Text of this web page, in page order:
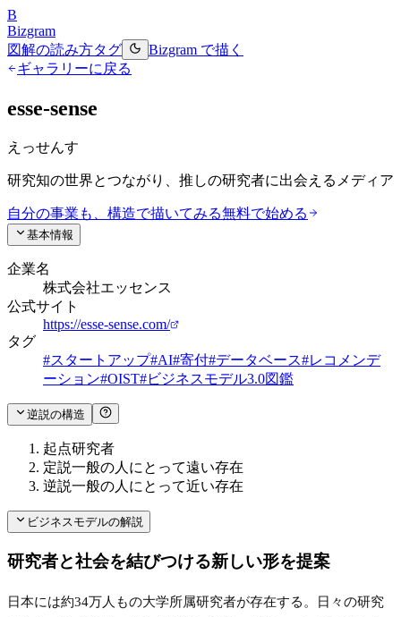
B
Bizgram
図解の読み方タグ
Bizgram で描く
ギャラリーに戻る
esse-sense
えっせんす
研究知の世界とつながり、推しの研究者に出会えるメディア
自分の事業も、構造で描いてみる無料で始める
基本情報
企業名
株式会社エッセンス
公式サイト
https://esse-sense.com/
タグ
#スタートアップ#AI#寄付#データベース#レコメンデ
ーション#OIST#ビジネスモデル3.0図鑑
逆説の構造
起点研究者
定説一般の人にとって遠い存在
逆説一般の人にとって近い存在
ビジネスモデルの解説
研究者と社会を結びつける新しい形を提案
日本には約34万人もの大学所属研究者が存在する。日々の研究